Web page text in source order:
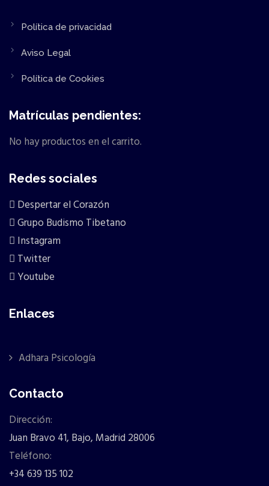
Política de privacidad
Aviso Legal
Política de Cookies
Matrículas pendientes:
No hay productos en el carrito.
Redes sociales
Despertar el Corazón
Grupo Budismo Tibetano
Instagram
Twitter
Youtube
Enlaces
Adhara Psicología
Contacto
Dirección:
Juan Bravo 41, Bajo, Madrid 28006
Teléfono:
+34 639 135 102